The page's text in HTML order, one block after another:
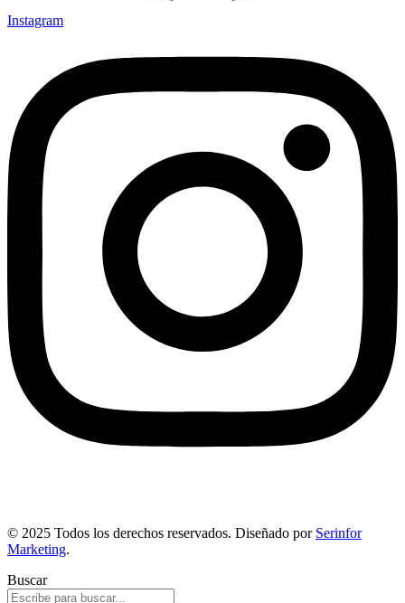
Instagram
© 2025 Todos los derechos reservados. Diseñado por Serinfor
Marketing.
Buscar